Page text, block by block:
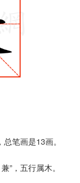
笔画是13画。
”，五行属木。